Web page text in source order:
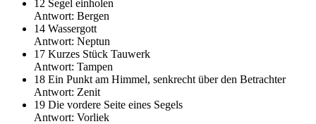
12 Segel einholen
Antwort: Bergen
14 Wassergott
Antwort: Neptun
17 Kurzes Stück Tauwerk
Antwort: Tampen
18 Ein Punkt am Himmel, senkrecht über den Betrachter
Antwort: Zenit
19 Die vordere Seite eines Segels
Antwort: Vorliek